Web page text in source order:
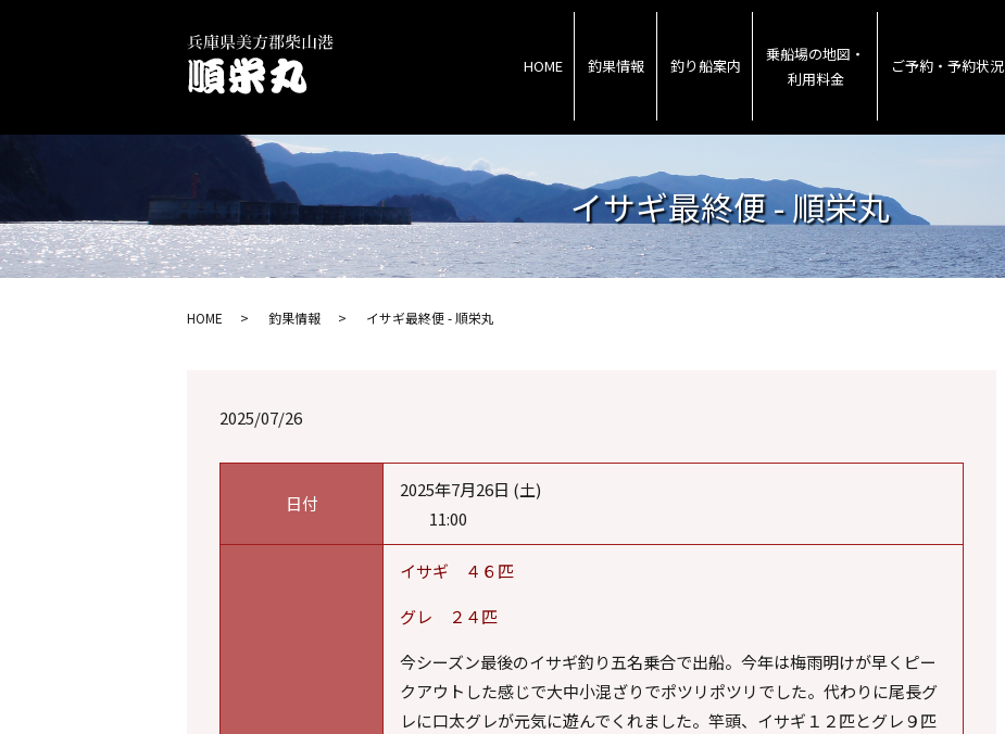
HOME 釣果情報 釣り船案内
乗船場の地図・
利用料金
ご予約・予約状況
イサギ最終便 - 順栄丸
HOME 釣果情報 イサギ最終便 - 順栄丸
2025/07/26
日付
2025年7月26日 (土)
11:00
イサギ ４６匹
グレ ２４匹
今シーズン最後のイサギ釣り五名乗合で出船。今年は梅雨明けが早くピー
クアウトした感じで大中小混ざりでポツリポツリでした。代わりに尾長グ
レに口太グレが元気に遊んでくれました。竿頭、イサギ１２匹とグレ９匹